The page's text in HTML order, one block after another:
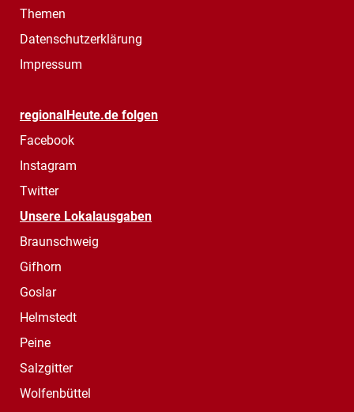
Themen
Datenschutzerklärung
Impressum
regionalHeute.de folgen
Facebook
Instagram
Twitter
Unsere Lokalausgaben
Braunschweig
Gifhorn
Goslar
Helmstedt
Peine
Salzgitter
Wolfenbüttel